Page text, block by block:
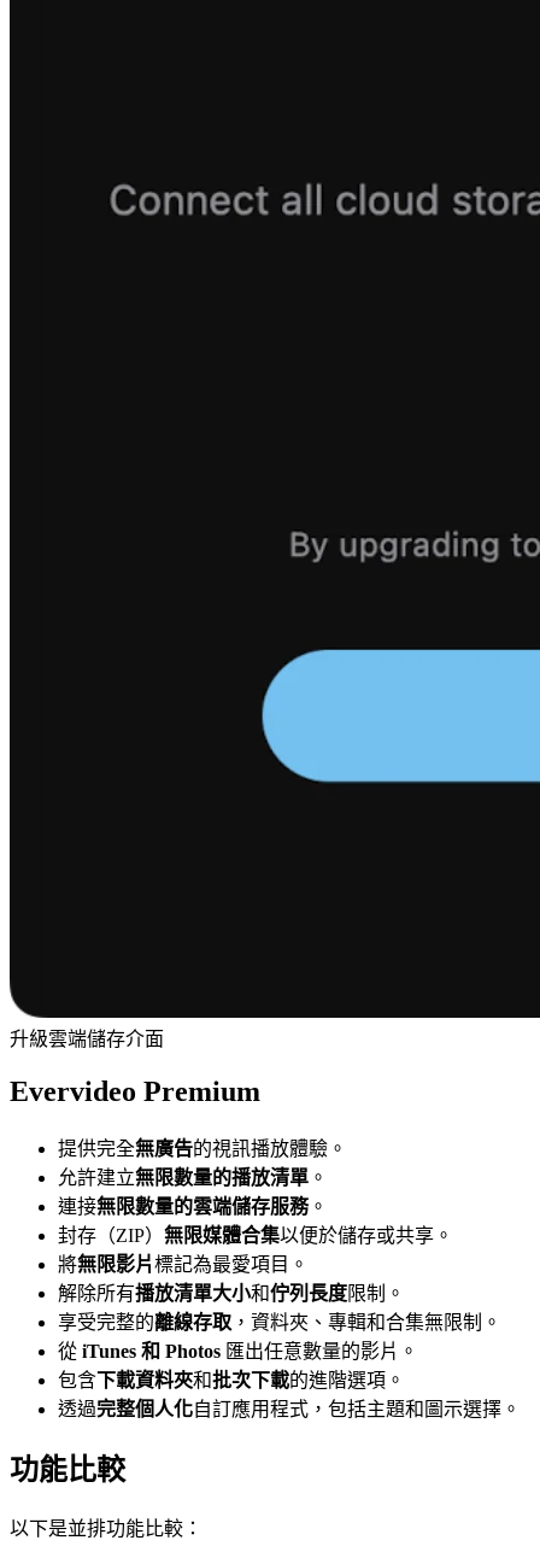
升級雲端儲存介面
Evervideo Premium
提供完全無廣告的視訊播放體驗。
允許建立無限數量的播放清單 。
連接無限數量的雲端儲存服務。
封存（ZIP） 無限媒體合集以便於儲存或共享。
將無限影片標記為最愛項目。
解除所有播放清單大小和佇列長度限制。
享受完整的離線存取 ，資料夾、專輯和合集無限制。
從 iTunes 和 Photos 匯出任意數量的影片。
包含下載資料夾和批次下載的進階選項。
透過完整個人化自訂應用程式，包括主題和圖示選擇。
功能比較
以下是並排功能比較：